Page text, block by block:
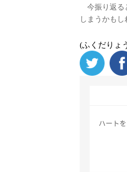
今振り返る
しまうかも
(ふくだりょ
ハート